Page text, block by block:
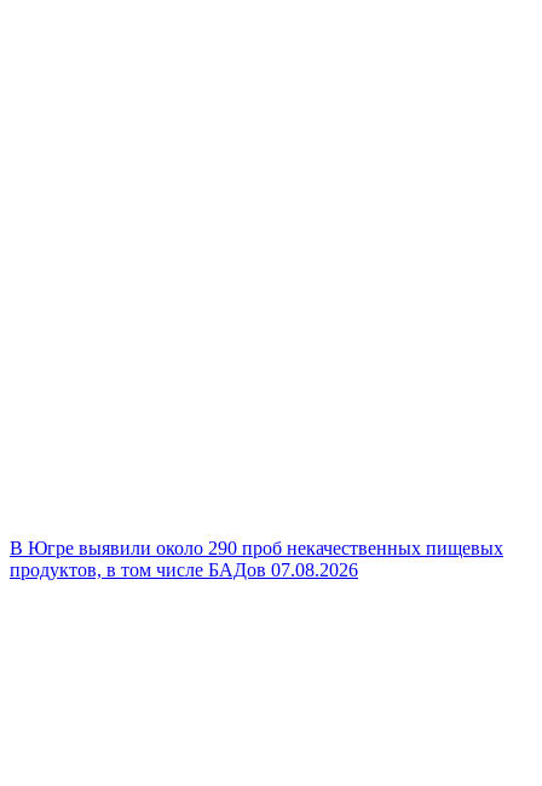
В Югре выявили около 290 проб некачественных пищевых
продуктов, в том числе БАДов 07.08.2026